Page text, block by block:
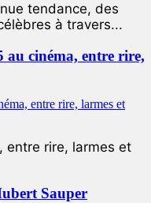
tendance, des
à travers...
au cinéma, entre rire,
entre rire, larmes et
Sauper